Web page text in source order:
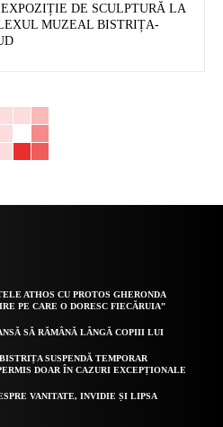
DE SCULPTURĂ LA
MUZEAL BISTRIȚA-
ATHOS CU PROTOS GHERONDA
PE CARE O DORESC FIECĂRUIA”
SĂ RĂMÂNĂ LÂNGĂ COPIII LUI
SUSPENDĂ TEMPORAR
DOAR ÎN CAZURI EXCEPȚIONALE
VANITATE, INVIDIE ȘI LIPSA